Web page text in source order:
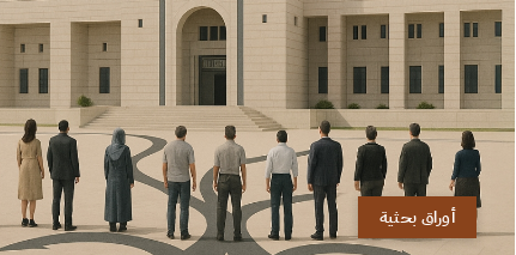
أوراق بحثية